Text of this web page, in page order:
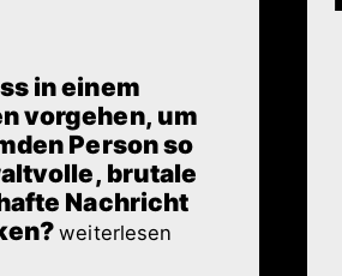
in einem
vorgehen, um
Person so
brutale
Nachricht
weiterlesen